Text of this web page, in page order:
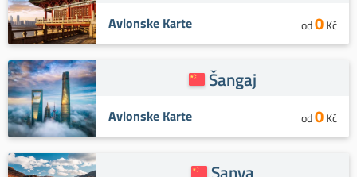
Avionske Karte od0Kč
Šangaj
Avionske Karte od0Kč
Sanya